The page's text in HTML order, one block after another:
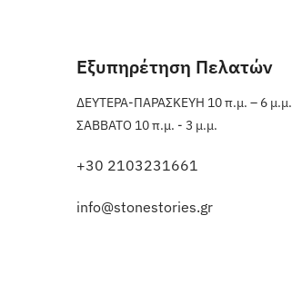
Εξυπηρέτηση Πελατών
ΔΕΥΤΕΡΑ-ΠΑΡΑΣΚΕΥΗ 10 π.μ. – 6 μ.μ.
ΣΑΒΒΑΤΟ 10 π.μ. - 3 μ.μ.
+30 2103231661
info@stonestories.gr